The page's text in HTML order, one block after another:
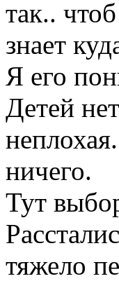
так..
знает
Я его
Детей
ничего.
Тут
тяжело